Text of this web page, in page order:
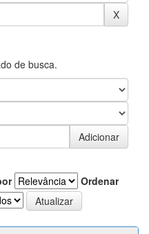
de busca.
Ordenar